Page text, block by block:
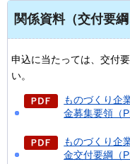
関係資料（交付要
申込に当たっては、交付
い。
ものづくり企
金募集要領（
ものづくり企
金交付要綱（